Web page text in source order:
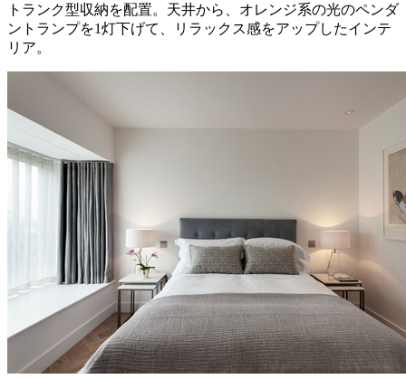
トランク型収納を配置。天井から、オレンジ系の光のペンダ
ントランプを1灯下げて、リラックス感をアップしたインテ
リア。